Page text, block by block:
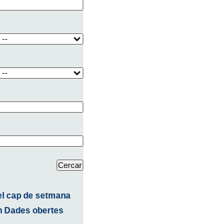
cap de setmana
Dades obertes